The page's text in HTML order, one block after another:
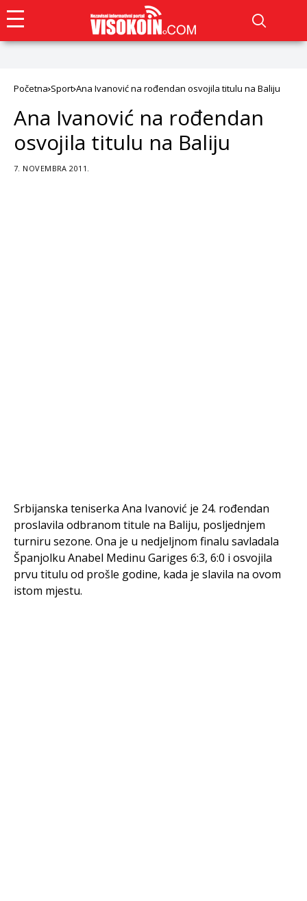
Početna Sport Ana Ivanović na rođendan osvojila titulu na Baliju
Ana Ivanović na rođendan
osvojila titulu na Baliju
7. NOVEMBRA 2011.
Srbijanska teniserka Ana Ivanović je 24. rođendan
proslavila odbranom titule na Baliju, posljednjem
turniru sezone. Ona je u nedjeljnom finalu savladala
Španjolku Anabel Medinu Gariges 6:3, 6:0 i osvojila
prvu titulu od prošle godine, kada je slavila na ovom
istom mjestu.